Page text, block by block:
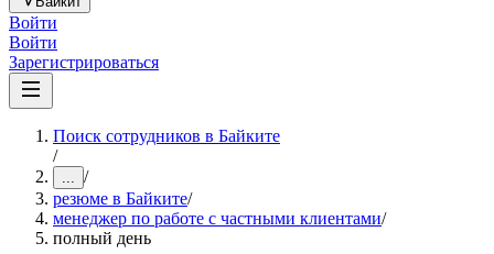
Войти
Войти
Зарегистрироваться
Поиск сотрудников в Байките
/
... /
резюме в Байките/
менеджер по работе с частными клиентами/
полный день